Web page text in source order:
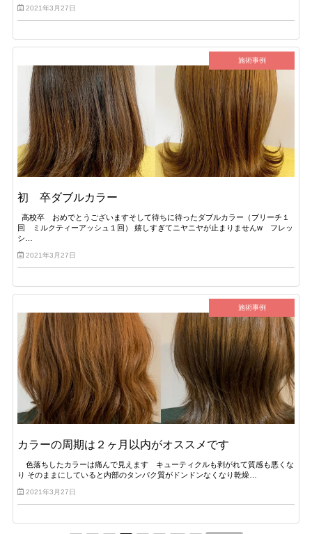
2021年3月27日
施術事例
初 卒ダブルカラー
高校卒 おめでとうございますそして待ちに待ったダブルカラー（ブリーチ１
回 ミルクティーアッシュ１回） 嬉しすぎてニヤニヤが止まりませんw フレッ
シ…
2021年3月27日
施術事例
カラーの周期は２ヶ月以内がオススメです
色落ちしたカラーは痛んで見えます キューティクルも剥がれて質感も悪くな
り そのままにしていると内部のタンパク質がドンドンなくなり乾燥…
2021年3月27日